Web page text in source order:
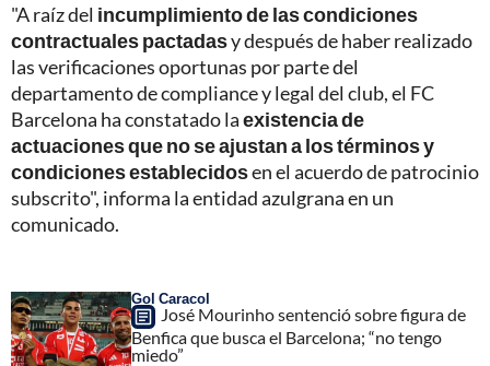
"A raíz del incumplimiento de las condiciones
contractuales pactadasy después de haber realizado
las verificaciones oportunas por parte del
departamento de compliance y legal del club, el FC
Barcelona ha constatado laexistencia de
actuaciones que no se ajustan a los términos y
condiciones establecidosen el acuerdo de patrocinio
subscrito", informa la entidad azulgrana en un
comunicado.
Gol Caracol
José Mourinho sentenció sobre figura de
Benfica que busca el Barcelona; “no tengo
miedo”